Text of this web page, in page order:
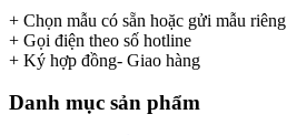
+ Chọn mẫu có sẵn hoặc gửi mẫu riêng
+ Gọi điện theo số hotline
+ Ký hợp đồng- Giao hàng
Danh mục sản phẩm